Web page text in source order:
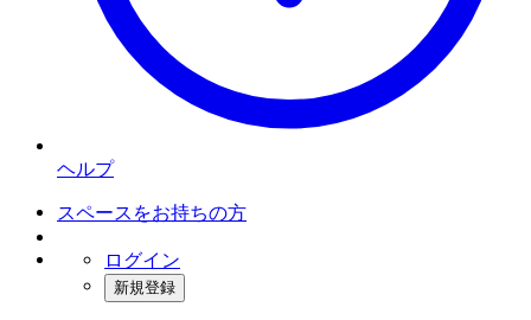
ヘルプ
スペースをお持ちの方
ログイン
新規登録